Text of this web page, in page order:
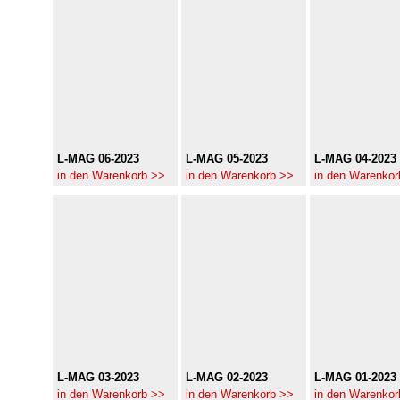
L-MAG 06-2023
in den Warenkorb >>
L-MAG 05-2023
in den Warenkorb >>
L-MAG 04-2023
in den
L-MAG 03-2023
in den Warenkorb >>
L-MAG 02-2023
in den Warenkorb >>
L-MAG 01-2023
in den